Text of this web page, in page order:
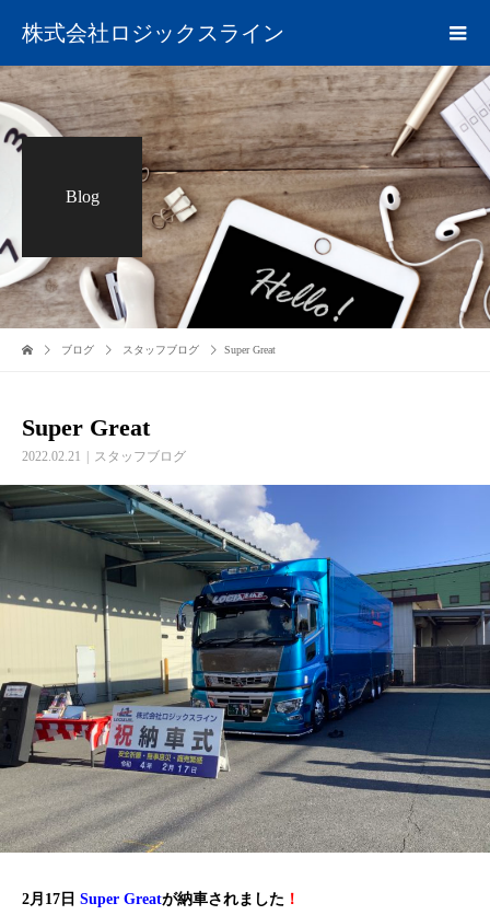
株式会社ロジックスライン
Blog
ブログ スタッフブログ Super Great
Super Great
2022.02.21 スタッフブログ
2月17日 Super Greatが納車されました ！